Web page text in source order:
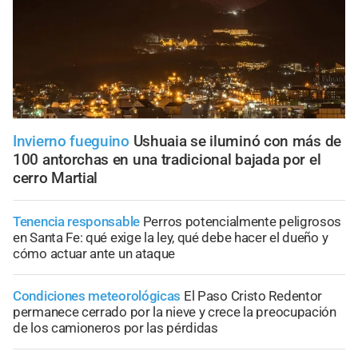
Invierno fueguino Ushuaia se iluminó con más de
100 antorchas en una tradicional bajada por el
cerro Martial
Tenencia responsable Perros potencialmente peligrosos
en Santa Fe: qué exige la ley, qué debe hacer el dueño y
cómo actuar ante un ataque
Condiciones meteorológicas El Paso Cristo Redentor
permanece cerrado por la nieve y crece la preocupación
de los camioneros por las pérdidas